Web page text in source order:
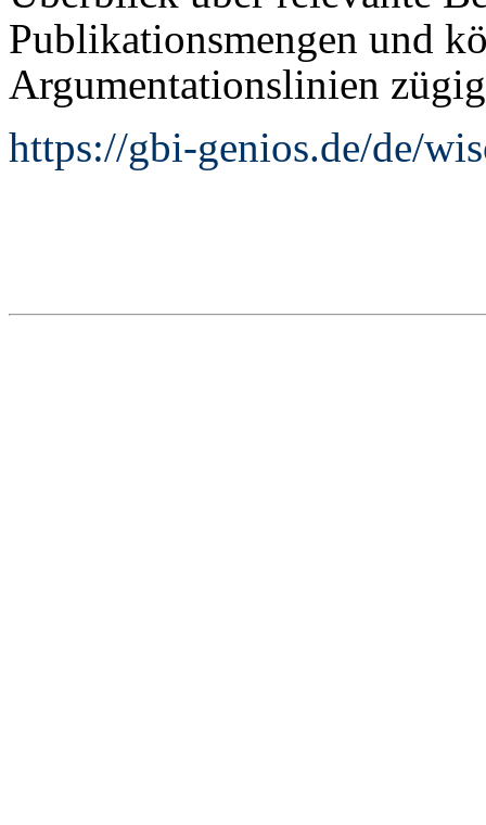
Publikationsmengen und
Argumentationslinien
https://gbi-genios.de/de/